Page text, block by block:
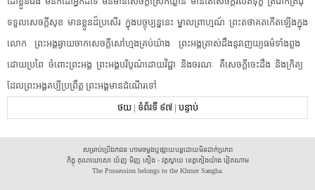
ទទួល​សេចក្តី​សុខ​ ​មានខ្លួន​ដ៏​ប្រសើរ​ ​ក្នុង​បច្ចុប្បន្ន​នេះ​ ​ម្នាល​ព្រាហ្មណ៍​ ​ព្រះ​តថាគត​កើតឡើង​ក្នុង​
លោក​ ​ព្រះអង្គ​ឆ្ងាយ​ចាក​សេចក្តី​សៅហ្មង​គ្រប់យ៉ាង​ ​ព្រះអង្គ​ត្រាស់​ដឹង​នូវ​ញេយ្យធម៌​ទាំងពួង​ ​
ដោយ​ប្រពៃ​ ​ចំពោះ​ព្រះអង្គ​ ​ព្រះអង្គ​បរិបូណ៌​ដោយ​វិជ្ជា​ ​និង​ចរណៈ​ ​គឺ​សេចក្តី​ចេះដឹង​ ​និង​ក្រិត្យ​ ​
ដែល​ព្រះអង្គ​គប្បី​ប្រព្រឹត្ត​ ​ព្រះអង្គ​មានដំណើរ​ទៅ​
ថយ| ទំព័រទី ៩៧| បន្ទាប់
សម្រាប់ប្រើឯកជន ហាមចម្លងឬផ្សាយបន្តដោយមិនដាក់ប្រភព
ភិក្ខុ គុណឃោសោ យ័ញ មិញ គឿង - វត្តស្វាយ ខេត្តគៀងយ៉ាង វៀតណាម
The Possession belongs to the Khmer Sangha.